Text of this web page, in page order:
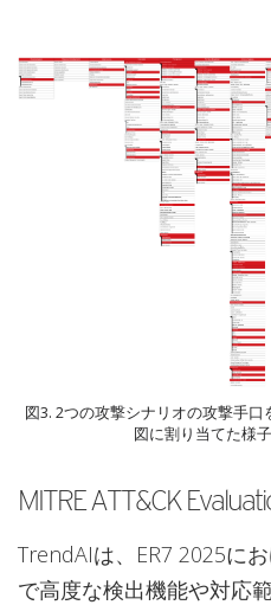
図3. 2つの攻撃シナリオの攻撃手口
図に割り当てた様
MITRE ATT&CK
TrendAIは、ER7 2025に
で高度な検出機能や対応